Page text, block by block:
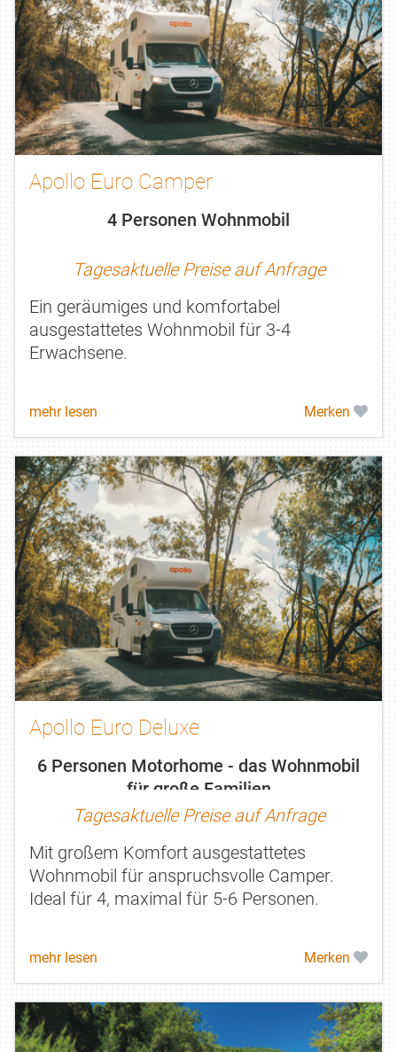
Apollo Euro Camper
4 Personen Wohnmobil
Tagesaktuelle Preise auf Anfrage
Ein geräumiges und komfortabel
ausgestattetes Wohnmobil für 3-4
Erwachsene.
mehr lesen Merken
Apollo Euro Deluxe
6 Personen Motorhome - das Wohnmobil
für große Familien
Tagesaktuelle Preise auf Anfrage
Mit großem Komfort ausgestattetes
Wohnmobil für anspruchsvolle Camper.
Ideal für 4, maximal für 5-6 Personen.
mehr lesen Merken